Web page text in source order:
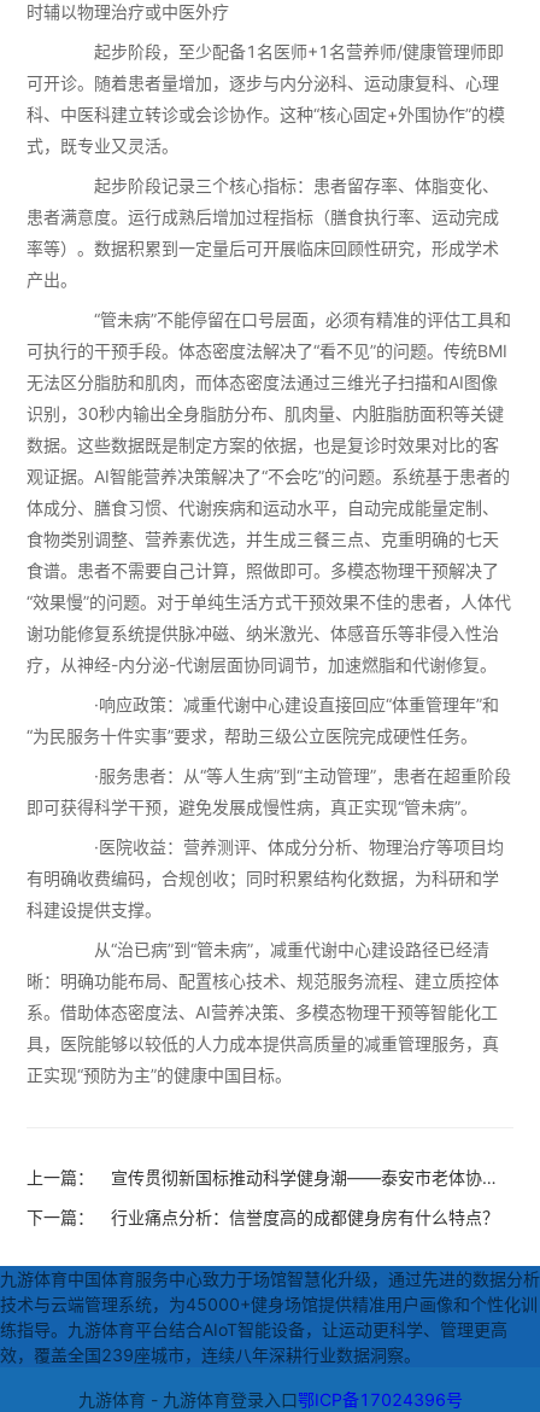
时辅以物理治疗或中医外疗
起步阶段，至少配备1名医师+1名营养师/健康管理师即
可开诊。随着患者量增加，逐步与内分泌科、运动康复科、心理
科、中医科建立转诊或会诊协作。这种“核心固定+外围协作”的模
式，既专业又灵活。
起步阶段记录三个核心指标：患者留存率、体脂变化、
患者满意度。运行成熟后增加过程指标（膳食执行率、运动完成
率等）。数据积累到一定量后可开展临床回顾性研究，形成学术
产出。
“管未病”不能停留在口号层面，必须有精准的评估工具和
可执行的干预手段。体态密度法解决了“看不见”的问题。传统BMI
无法区分脂肪和肌肉，而体态密度法通过三维光子扫描和AI图像
识别，30秒内输出全身脂肪分布、肌肉量、内脏脂肪面积等关键
数据。这些数据既是制定方案的依据，也是复诊时效果对比的客
观证据。AI智能营养决策解决了“不会吃”的问题。系统基于患者的
体成分、膳食习惯、代谢疾病和运动水平，自动完成能量定制、
食物类别调整、营养素优选，并生成三餐三点、克重明确的七天
食谱。患者不需要自己计算，照做即可。多模态物理干预解决了
“效果慢”的问题。对于单纯生活方式干预效果不佳的患者，人体代
谢功能修复系统提供脉冲磁、纳米激光、体感音乐等非侵入性治
疗，从神经-内分泌-代谢层面协同调节，加速燃脂和代谢修复。
·响应政策：减重代谢中心建设直接回应“体重管理年”和
“为民服务十件实事”要求，帮助三级公立医院完成硬性任务。
·服务患者：从“等人生病”到“主动管理”，患者在超重阶段
即可获得科学干预，避免发展成慢性病，真正实现“管未病”。
·医院收益：营养测评、体成分分析、物理治疗等项目均
有明确收费编码，合规创收；同时积累结构化数据，为科研和学
科建设提供支撑。
从“治已病”到“管未病”，减重代谢中心建设路径已经清
晰：明确功能布局、配置核心技术、规范服务流程、建立质控体
系。借助体态密度法、AI营养决策、多模态物理干预等智能化工
具，医院能够以较低的人力成本提供高质量的减重管理服务，真
正实现“预防为主”的健康中国目标。
上一篇：
宣传贯彻新国标推动科学健身潮——泰安市老体协运
下一篇： 行业痛点分析：信誉度高的成都健身房有什么特点？
九游体育中国体育服务中心致力于场馆智慧化升级，通过先进的数据分析
技术与云端管理系统，为45000+健身场馆提供精准用户画像和个性化训
练指导。九游体育平台结合AIoT智能设备，让运动更科学、管理更高
效，覆盖全国239座城市，连续八年深耕行业数据洞察。
九游体育 - 九游体育登录入口鄂ICP备17024396号